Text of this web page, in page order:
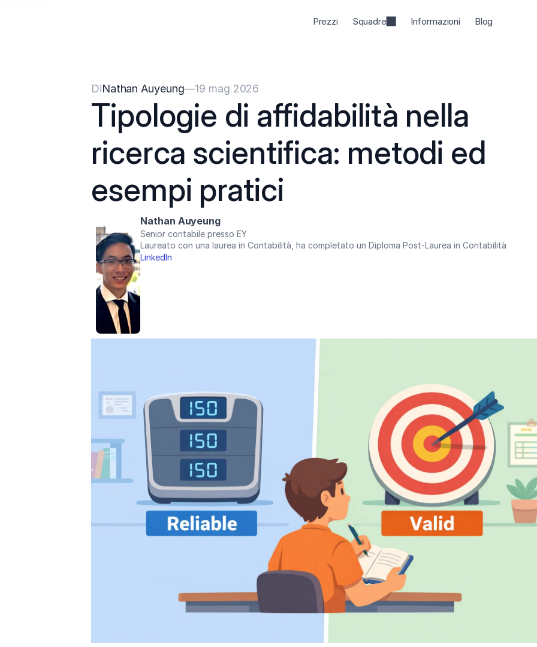
Prezzi Squadre Informazioni Blog
DiNathan Auyeung—19 mag 2026
Tipologie di affidabilità nella
ricerca scientifica: metodi ed
esempi pratici
Nathan Auyeung
Senior contabile presso EY
Laureato con una laurea in Contabilità, ha completato un Diploma Post-Laurea in Contabilità
LinkedIn